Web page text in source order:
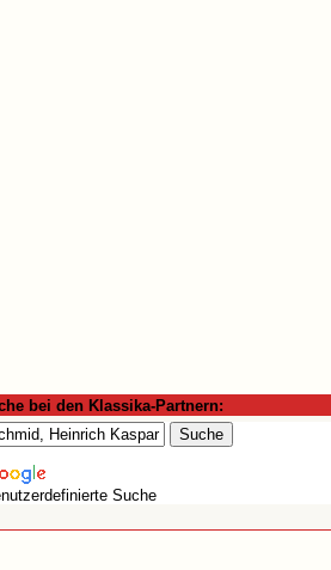
bei den Klassika-Partnern:
Suche